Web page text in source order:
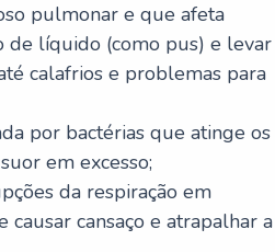
pulmonar e que afeta
de líquido (como pus) e levar
calafrios e problemas para
por bactérias que atinge os
em excesso;
da respiração em
cansaço e atrapalhar a